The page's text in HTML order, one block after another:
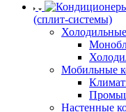
(сплит-системы)
Мобильные
Настенные